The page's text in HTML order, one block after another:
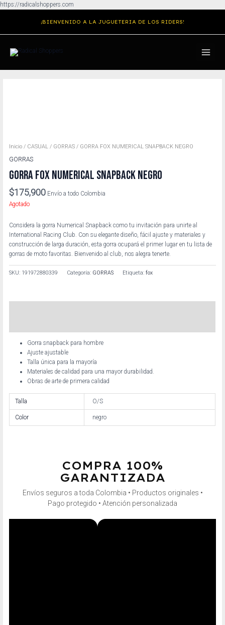
https://radicalshoppers.com
contenido
¡BIENVENIDO A LA JUGUETERIA DE LOS RIDERS!
MENU
Inicio / CASUAL / GORRAS / GORRA FOX NUMERICAL SNAPBACK NEGRO
GORRAS
GORRA FOX NUMERICAL SNAPBACK NEGRO
$175,900 Envío a todo Colombia
Agotado
Considera la gorra Numerical Snapback como tu invitación para unirte al
International Racing Club. Con su elegante diseño, fácil ajuste y materiales y
construcción de larga duración, esta gorra ocupará el primer lugar en tu lista de
gorras de moto favoritas. Bienvenido al club, nos alegra tenerte.
SKU: 191972880339 Categoría: GORRAS Etiqueta:fox
Gorra snapback para hombre
Ajuste ajustable
Talla única para la mayoría
Materiales de calidad para una mayor durabilidad.
Obras de arte de primera calidad
Talla O/S
Color negro
COMPRA 100%
GARANTIZADA
Envíos seguros a toda Colombia • Productos originales •
Pago protegido • Atención personalizada